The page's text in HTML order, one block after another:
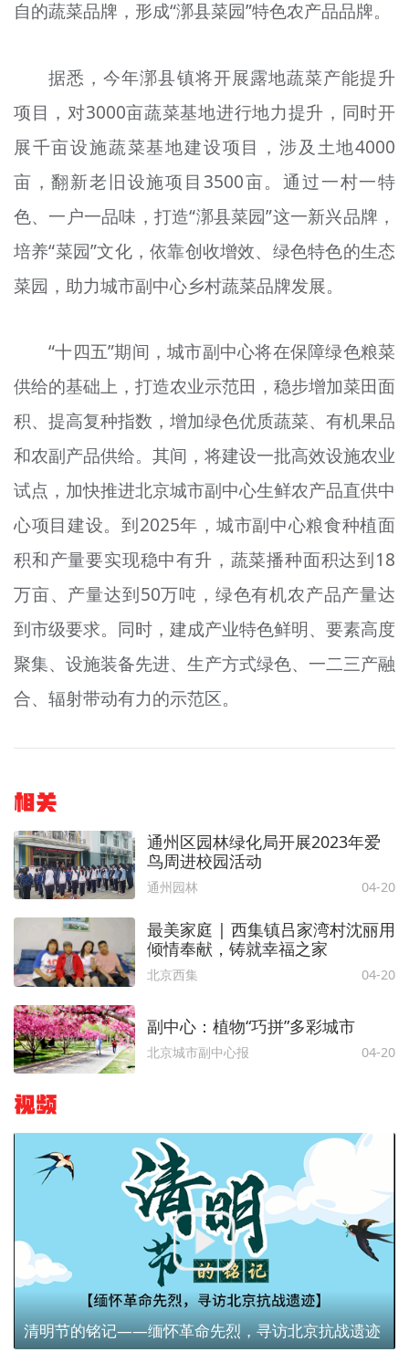
自的蔬菜品牌，形成“漷县菜园”特色农产品品牌。
据悉，今年漷县镇将开展露地蔬菜产能提升
项目，对3000亩蔬菜基地进行地力提升，同时开
展千亩设施蔬菜基地建设项目，涉及土地4000
亩，翻新老旧设施项目3500亩。通过一村一特
色、一户一品味，打造“漷县菜园”这一新兴品牌，
培养“菜园”文化，依靠创收增效、绿色特色的生态
菜园，助力城市副中心乡村蔬菜品牌发展。
“十四五”期间，城市副中心将在保障绿色粮菜
供给的基础上，打造农业示范田，稳步增加菜田面
积、提高复种指数，增加绿色优质蔬菜、有机果品
和农副产品供给。其间，将建设一批高效设施农业
试点，加快推进北京城市副中心生鲜农产品直供中
心项目建设。到2025年，城市副中心粮食种植面
积和产量要实现稳中有升，蔬菜播种面积达到18
万亩、产量达到50万吨，绿色有机农产品产量达
到市级要求。同时，建成产业特色鲜明、要素高度
聚集、设施装备先进、生产方式绿色、一二三产融
合、辐射带动有力的示范区。
相关
通州区园林绿化局开展2023年爱
鸟周进校园活动
通州园林 04-20
最美家庭 | 西集镇吕家湾村沈丽用
倾情奉献，铸就幸福之家
北京西集 04-20
副中心：植物“巧拼”多彩城市
北京城市副中心报 04-20
视频
清明节的铭记——缅怀革命先烈，寻访北京抗战遗迹